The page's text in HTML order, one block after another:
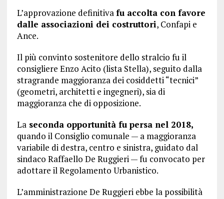
L’approvazione definitivafu accolta con favore
dalle associazioni dei costruttori, Confapi e
Ance.
Il più convinto sostenitore dello stralcio fu il
consigliere Enzo Acito (lista Stella), seguito dalla
stragrande maggioranza dei cosiddetti “tecnici”
(geometri, architetti e ingegneri), sia di
maggioranza che di opposizione.
Laseconda opportunità fu persa nel 2018,
quando il Consiglio comunale — a maggioranza
variabile di destra, centro e sinistra, guidato dal
sindaco Raffaello De Ruggieri — fu convocato per
adottare il Regolamento Urbanistico.
L’amministrazione De Ruggieri ebbe la possibilità